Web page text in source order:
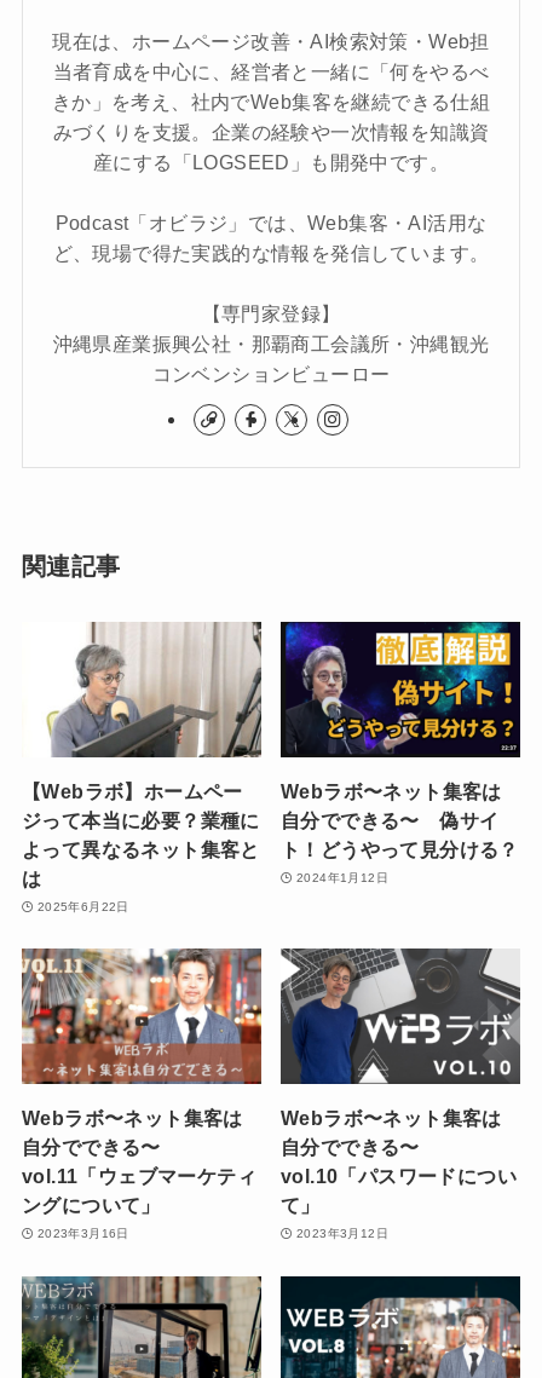
現在は、ホームページ改善・AI検索対策・Web担
当者育成を中心に、経営者と一緒に「何をやるべ
きか」を考え、社内でWeb集客を継続できる仕組
みづくりを支援。企業の経験や一次情報を知識資
産にする「LOGSEED」も開発中です。
Podcast「オビラジ」では、Web集客・AI活用な
ど、現場で得た実践的な情報を発信しています。
【専門家登録】
沖縄県産業振興公社・那覇商工会議所・沖縄観光
コンベンションビューロー
関連記事
【Webラボ】ホームペー
ジって本当に必要？業種に
よって異なるネット集客と
は
2025年6月22日
Webラボ〜ネット集客は
自分でできる〜 偽サイ
ト！どうやって見分ける？
2024年1月12日
Webラボ〜ネット集客は
自分でできる〜
vol.11「ウェブマーケティ
ングについて」
2023年3月16日
Webラボ〜ネット集客は
自分でできる〜
vol.10「パスワードについ
て」
2023年3月12日